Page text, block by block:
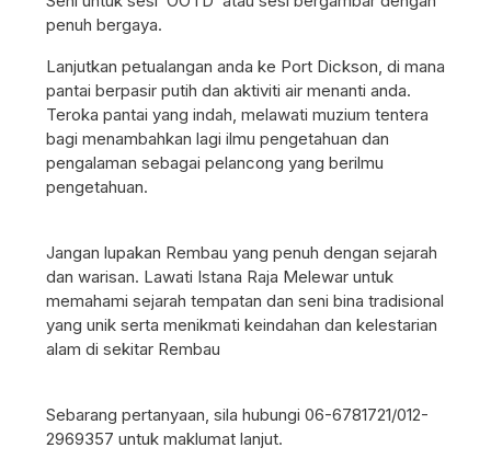
penuh bergaya.
Lanjutkan petualangan anda ke Port Dickson, di mana
pantai berpasir putih dan aktiviti air menanti anda.
Teroka pantai yang indah, melawati muzium tentera
bagi menambahkan lagi ilmu pengetahuan dan
pengalaman sebagai pelancong yang berilmu
pengetahuan.
Jangan lupakan Rembau yang penuh dengan sejarah
dan warisan. Lawati Istana Raja Melewar untuk
memahami sejarah tempatan dan seni bina tradisional
yang unik serta menikmati keindahan dan kelestarian
alam di sekitar Rembau
Sebarang pertanyaan, sila hubungi 06-6781721/012-
2969357 untuk maklumat lanjut.